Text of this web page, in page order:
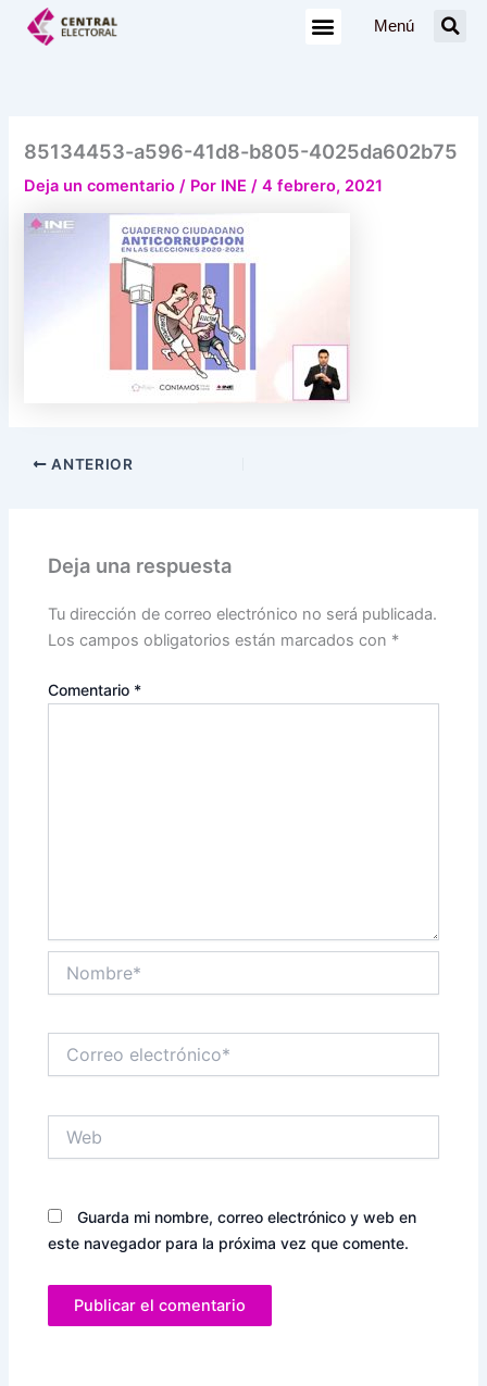
Menú
85134453-a596-41d8-b805-4025da602b75
Deja un comentario / Por INE/4 febrero, 2021
ANTERIOR
Deja una respuesta
Tu dirección de correo electrónico no será publicada.
Los campos obligatorios están marcados con *
Comentario *
electrónico*
Guarda mi nombre, correo electrónico y web en
este navegador para la próxima vez que comente.